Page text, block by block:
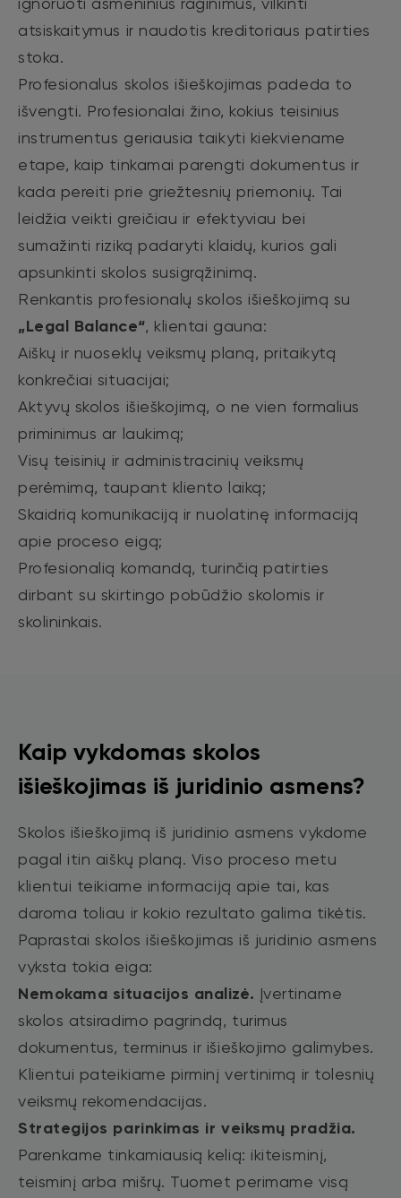
atsiskaitymus ir naudotis kreditoriaus patirties
stoka.
Profesionalus skolos išieškojimas padeda to
išvengti. Profesionalai žino, kokius teisinius
instrumentus geriausia taikyti kiekviename
etape, kaip tinkamai parengti dokumentus ir
kada pereiti prie griežtesnių priemonių. Tai
leidžia veikti greičiau ir efektyviau bei
sumažinti riziką padaryti klaidų, kurios gali
apsunkinti skolos susigrąžinimą.
Renkantis profesionalų skolos išieškojimą su
„Legal Balance“, klientai gauna:
Aiškų ir nuoseklų veiksmų planą, pritaikytą
konkrečiai situacijai;
Aktyvų skolos išieškojimą, o ne vien formalius
priminimus ar laukimą;
Visų teisinių ir administracinių veiksmų
perėmimą, taupant kliento laiką;
Skaidrią komunikaciją ir nuolatinę informaciją
apie proceso eigą;
Profesionalią komandą, turinčią patirties
dirbant su skirtingo pobūdžio skolomis ir
skolininkais.
Kaip vykdomas skolos
išieškojimas iš juridinio asmens?
Skolos išieškojimą iš juridinio asmens vykdome
pagal itin aiškų planą. Viso proceso metu
klientui teikiame informaciją apie tai, kas
daroma toliau ir kokio rezultato galima tikėtis.
Paprastai skolos išieškojimas iš juridinio asmens
vyksta tokia eiga:
Nemokama situacijos analizė. Įvertiname
skolos atsiradimo pagrindą, turimus
dokumentus, terminus ir išieškojimo galimybes.
Klientui pateikiame pirminį vertinimą ir tolesnių
veiksmų rekomendacijas.
Strategijos parinkimas ir veiksmų pradžia.
Parenkame tinkamiausią kelią: ikiteisminį,
teisminį arba mišrų. Tuomet perimame visą